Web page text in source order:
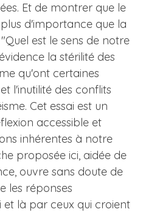
Et de montrer que le
d'importance que la
est le sens de notre
la stérilité des
qu'ont certaines
l'inutilité des conflits
Cet essai est un
accessible et
inhérentes à notre
proposée ici, aidée de
ouvre sans doute de
les réponses
et là par ceux qui croient